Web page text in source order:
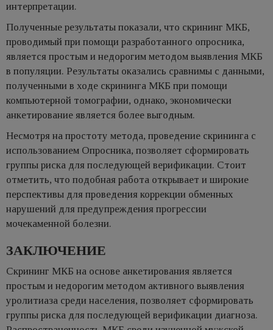
интерпретации.
Полученные результаты показали, что скрининг МКБ,
проводимый при помощи разработанного опросника,
является простым и недорогим методом выявления МКБ
в популяции. Результаты оказались сравнимы с данными,
полученными в ходе скрининга МКБ при помощи
компьютерной томографии, однако, экономически
анкетирование является более выгодным.
Несмотря на простоту метода, проведение скрининга с
использованием Опросника, позволяет сформировать
группы риска для последующей верификации. Стоит
отметить, что подобная работа открывает и широкие
перспективы для проведения коррекции обменных
нарушений для предупреждения прогрессии
мочекаменной болезни.
ЗАКЛЮЧЕНИЕ
Скрининг МКБ на основе анкетирования является
простым и недорогим методом активного выявления
уролитиаза среди населения, позволяет сформировать
группы риска для последующей верификации диагноза.